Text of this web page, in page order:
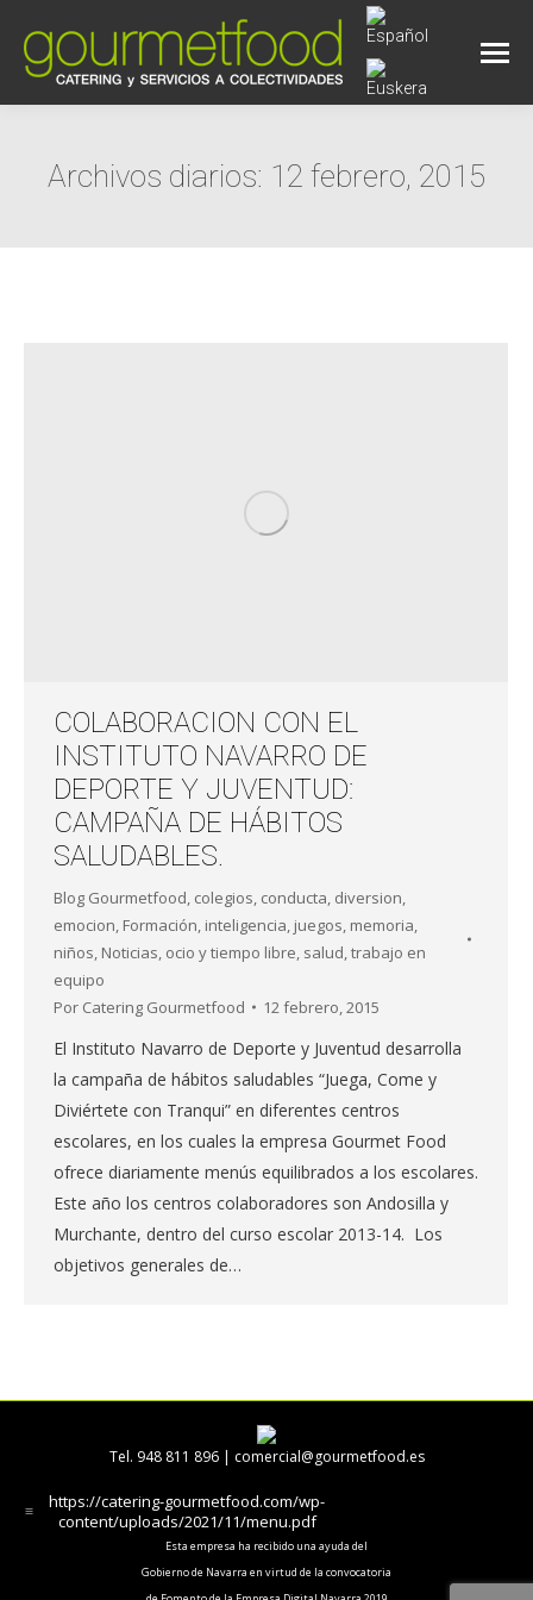
Archivos diarios: 12 febrero, 2015
COLABORACION CON EL
INSTITUTO NAVARRO DE
DEPORTE Y JUVENTUD:
CAMPAÑA DE HÁBITOS
SALUDABLES.
Blog Gourmetfood colegios conducta diversion
emocion Formación inteligencia juegos memoria
niños Noticias ocio y tiempo libre salud trabajo en
equipo
Por Catering Gourmetfood 12 febrero, 2015
El Instituto Navarro de Deporte y Juventud desarrolla
la campaña de hábitos saludables “Juega, Come y
Diviértete con Tranqui” en diferentes centros
escolares, en los cuales la empresa Gourmet Food
ofrece diariamente menús equilibrados a los escolares.
Este año los centros colaboradores son Andosilla y
Murchante, dentro del curso escolar 2013-14. Los
objetivos generales de…
Tel. 948 811 896 | comercial@gourmetfood.es
https://catering-gourmetfood.com/wp-
content/uploads/2021/11/menu.pdf
Esta empresa ha recibido una ayuda del
Gobierno de Navarra en virtud de la convocatoria